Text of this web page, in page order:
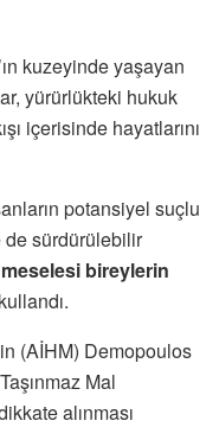
kuzeyinde yaşayan
yürürlükteki hukuk
içerisinde hayatlarını
potansiyel suçlu
sürdürülebilir
bireylerin
(AİHM) Demopoulos
Mal
alınması